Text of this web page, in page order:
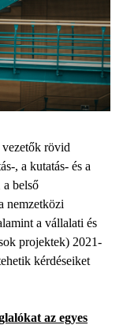
rövid
, a kutatás- és a
a belső
nemzetközi
a vállalati és
projektek) 2021-
kérdéseiket
az egyes